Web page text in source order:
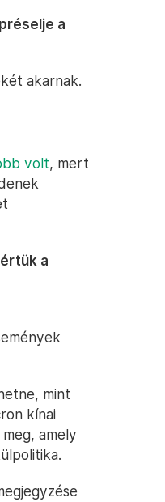
a
akarnak.
volt, mert
a
mint
kínai
amely